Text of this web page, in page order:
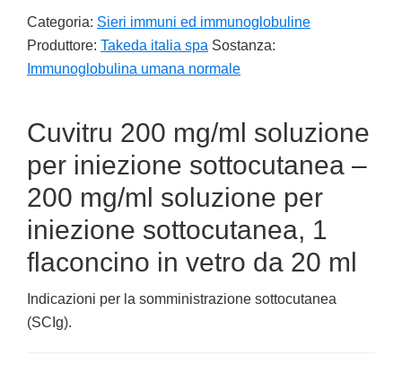
Categoria: Sieri immuni ed immunoglobuline
Produttore: Takeda italia spa Sostanza:
Immunoglobulina umana normale
Cuvitru 200 mg/ml soluzione
per iniezione sottocutanea –
200 mg/ml soluzione per
iniezione sottocutanea, 1
flaconcino in vetro da 20 ml
Indicazioni per la somministrazione sottocutanea
(SCIg).